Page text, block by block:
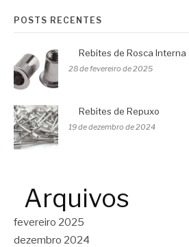
POSTS RECENTES
Rebites de Rosca Interna
28 de fevereiro de 2025
Rebites de Repuxo
19 de dezembro de 2024
Arquivos
fevereiro 2025
dezembro 2024